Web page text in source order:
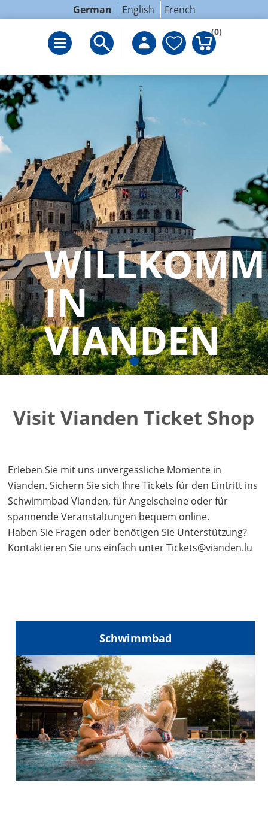
German English French
(0)
IN
VIANDEN
Visit Vianden Ticket Shop
Erleben Sie mit uns unvergessliche Momente in
Vianden. Sichern Sie sich Ihre Tickets für den Eintritt ins
Schwimmbad Vianden, für Angelscheine oder für
spannende Veranstaltungen bequem online.
Haben Sie Fragen oder benötigen Sie Unterstützung?
Kontaktieren Sie uns einfach unterTickets@vianden.lu
Schwimmbad